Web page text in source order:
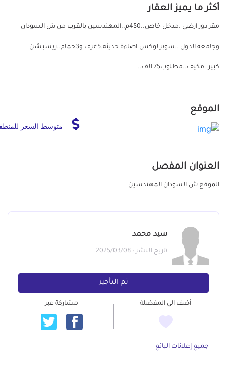
أكثر ما يميز العقار
مقر دور ارضي .مدخل خاص..450م..المهندسين بالقرب من ش السودان
وجامعه الدول ..سوبر لوكس.اضاءة حديثة.5غرف و3حمام..ريسبشن
كبير..مكيف..مطلوب75 الف..
الموقع
متوسط السعر
العنوان المفصل
الموقع ش السودان المهندسين
سيد محمد
تاريخ النشر : 2025/03/08
تم التأجير
أضف الي المفضلة مشاركة عبر
جميع إعلانات البائع